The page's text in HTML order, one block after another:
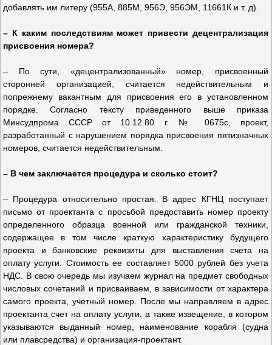
добавлять им литеру (955А, 885М, 956Э, 956ЭМ, 11661К и т. д).
– К каким последствиям может привести децентрализация
присвоения номера?
– По сути, «децентрализованный» номер, присвоенный
сторонней организацией, считается недействительным и
попрежнему вакантным для присвоения его в установленном
порядке. Согласно тексту приведенного выше приказа
Минсудпрома СССР от 10.12.80 г. № 0675с, проект,
разработанный с нарушением порядка присвоения пятизначных
номеров, считается недействительным.
– В чем заключается процедура и сколько стоит?
– Процедура относительно простая. В адрес КГНЦ поступает
письмо от проектанта с просьбой предоставить номер проекту
определенного образца военной или гражданской техники,
содержащее в том числе краткую характеристику будущего
проекта и банковские реквизиты для выставления счета на
оплату услуги. Стоимость ее составляет 5000 рублей без учета
НДС. В свою очередь мы изучаем журнал на предмет свободных
числовых сочетаний и присваиваем, в зависимости от характера
самого проекта, учетный номер. После мы направляем в адрес
проектанта счет на оплату услуги, а также извещение, в котором
указываются выданный номер, наименование корабля (судна
или плавсредства) и организация-проектант.